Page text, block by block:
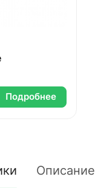
Подробнее
Описание